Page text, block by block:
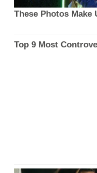
These Photos Make
Top 9 Most